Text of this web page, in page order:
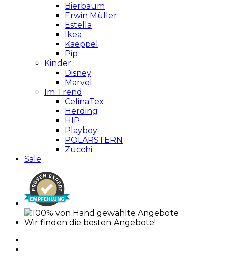
Bierbaum
Erwin Müller
Estella
Ikea
Kaeppel
Pip
Kinder
Disney
Marvel
Im Trend
CelinaTex
Herding
HIP
Playboy
POLARSTERN
Zucchi
Sale
Wir finden die besten Angebote!